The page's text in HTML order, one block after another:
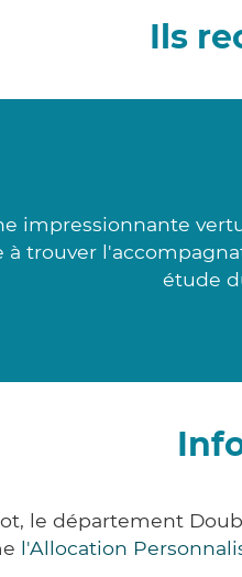
Ils
impressionnante
à trouver
étude
le département
l'Allocation